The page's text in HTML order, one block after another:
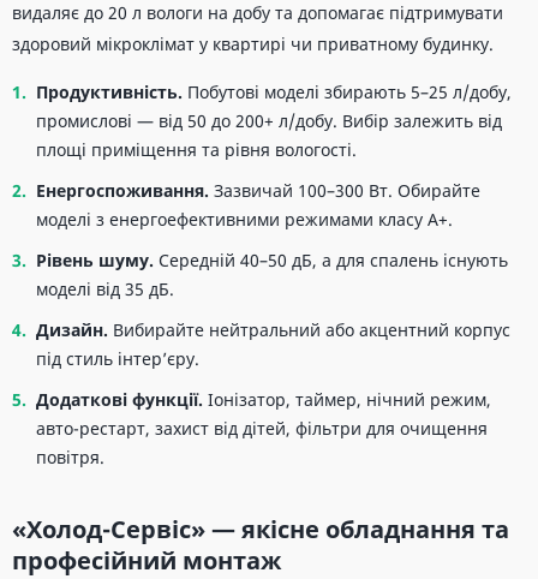
видаляє до 20 л вологи на добу та допомагає підтримувати
здоровий мікроклімат у квартирі чи приватному будинку.
Продуктивність. Побутові моделі збирають 5–25 л/добу,
промислові — від 50 до 200+ л/добу. Вибір залежить від
площі приміщення та рівня вологості.
Енергоспоживання. Зазвичай 100–300 Вт. Обирайте
моделі з енергоефективними режимами класу A+.
Рівень шуму. Середній 40–50 дБ, а для спалень існують
моделі від 35 дБ.
Дизайн. Вибирайте нейтральний або акцентний корпус
під стиль інтер’єру.
Додаткові функції. Іонізатор, таймер, нічний режим,
авто-рестарт, захист від дітей, фільтри для очищення
повітря.
«Холод-Сервіс» — якісне обладнання та
професійний монтаж